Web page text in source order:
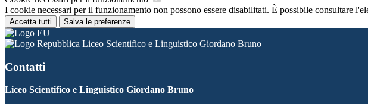
I cookie necessari per il funzionamento non possono essere disabilitati. È possibile consultare
Accetta tutti Salva le preferenze
Liceo Scientifico e Linguistico Giordano Bruno
Contatti
Liceo Scientifico e Linguistico Giordano Bruno